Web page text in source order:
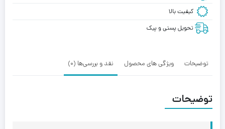
Force
Boot
کیفیت بالا
تحویل پستی و پیک
توضیحات ویژگی های محصول نقد و بررسی‌ها (0)
توضیحات